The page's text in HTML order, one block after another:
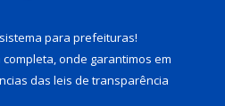
sistema para prefeituras!
completa, onde garantimos em
das leis de transparência